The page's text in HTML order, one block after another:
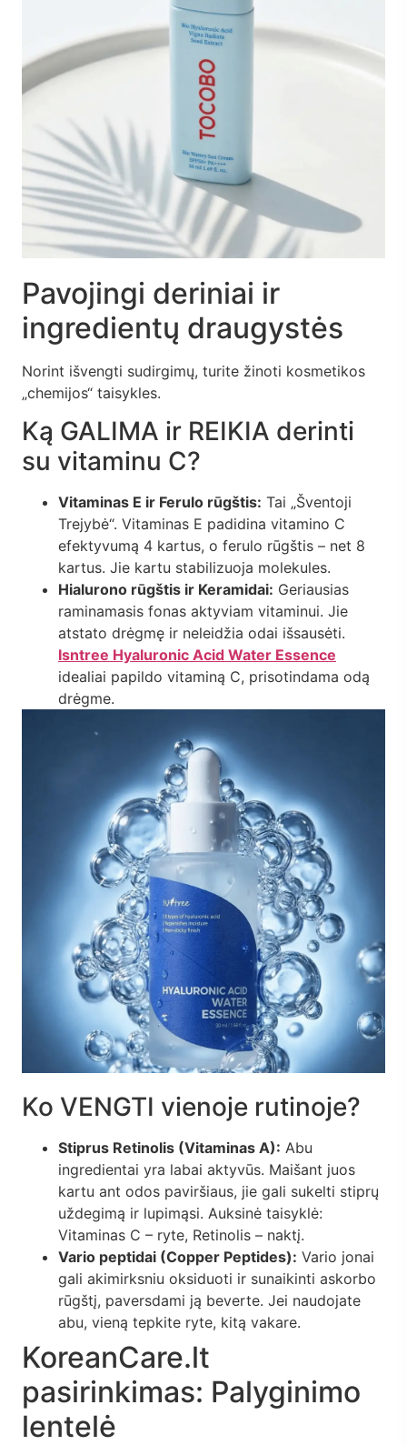
Pavojingi deriniai ir
ingredientų draugystės
Norint išvengti sudirgimų, turite žinoti kosmetikos
„chemijos“ taisykles.
Ką GALIMA ir REIKIA derinti
su vitaminu C?
Vitaminas E ir Ferulo rūgštis: Tai „Šventoji
Trejybė“. Vitaminas E padidina vitamino C
efektyvumą 4 kartus, o ferulo rūgštis – net 8
kartus. Jie kartu stabilizuoja molekules.
Hialurono rūgštis ir Keramidai: Geriausias
raminamasis fonas aktyviam vitaminui. Jie
atstato drėgmę ir neleidžia odai išsausėti.
Isntree Hyaluronic Acid Water Essence
idealiai papildo vitaminą C, prisotindama odą
drėgme.
Ko VENGTI vienoje rutinoje?
Stiprus Retinolis (Vitaminas A): Abu
ingredientai yra labai aktyvūs. Maišant juos
kartu ant odos paviršiaus, jie gali sukelti stiprų
uždegimą ir lupimąsi. Auksinė taisyklė:
Vitaminas C – ryte, Retinolis – naktį.
Vario peptidai (Copper Peptides): Vario jonai
gali akimirksniu oksiduoti ir sunaikinti askorbo
rūgštį, paversdami ją beverte. Jei naudojate
abu, vieną tepkite ryte, kitą vakare.
KoreanCare.lt
pasirinkimas: Palyginimo
lentelė